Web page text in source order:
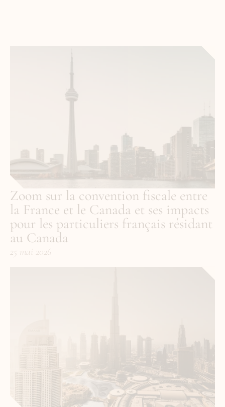
Zoom sur la convention fiscale entre
la France et le Canada et ses impacts
pour les particuliers français résidant
au Canada
25 mai 2026